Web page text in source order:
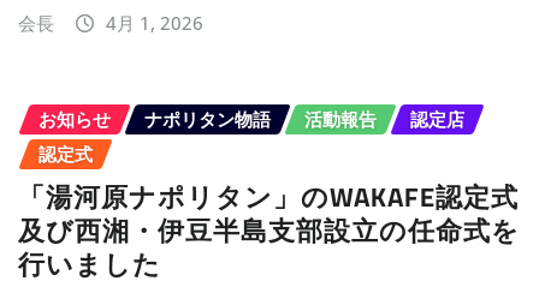
会長 4月 1, 2026
お知らせ ナポリタン物語 活動報告
認定店
認定式
「湯河原ナポリタン」のWAKAFE認定式
及び西湘・伊豆半島支部設立の任命式を
行いました